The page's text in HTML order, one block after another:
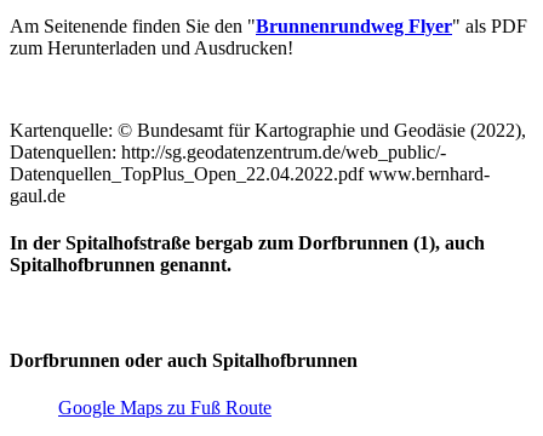
Am Seitenende finden Sie den "Brunnenrundweg Flyer" als PDF
zum Herunterladen und Ausdrucken!
Kartenquelle: © Bundesamt für Kartographie und Geodäsie (2022),
Datenquellen: http://sg.geodatenzentrum.de/web_public/­
Datenquellen_TopPlus_Open_22.04.2022.pdf www.bernhard-
gaul.de
In der Spitalhofstraße bergab zum Dorfbrunnen (1), auch
Spitalhofbrunnen genannt.
Dorfbrunnen oder auch Spitalhofbrunnen
Google Maps zu Fuß Route